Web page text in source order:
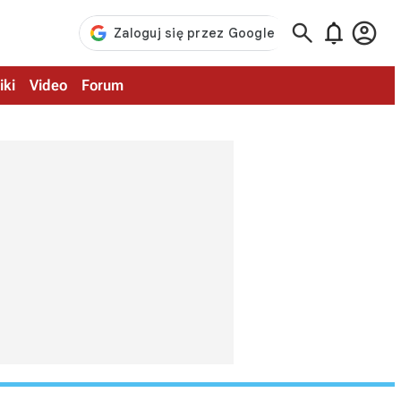
  
Video Forum